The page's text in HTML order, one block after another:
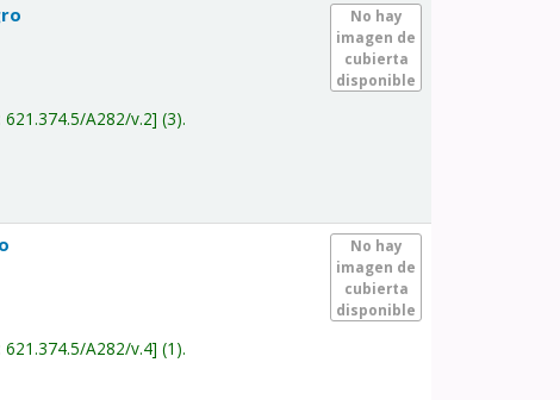
No hay
imagen de
cubierta
disponible
621.374.5/A282/v.2 (3).
No hay
imagen de
cubierta
disponible
621.374.5/A282/v.4 (1).